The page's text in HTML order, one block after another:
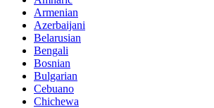
Armenian
Azerbaijani
Belarusian
Bengali
Bosnian
Bulgarian
Cebuano
Chichewa